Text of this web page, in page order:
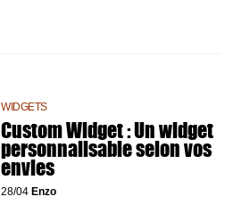
WIDGETS
Custom Widget : Un widget
personnalisable selon vos
envies
28/04 Enzo